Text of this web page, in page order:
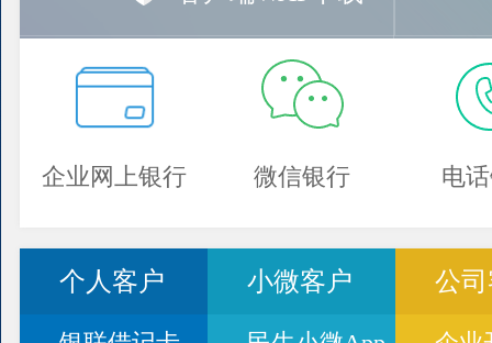
企业网上银行 微信银行 电
个人客户 小微客户 公